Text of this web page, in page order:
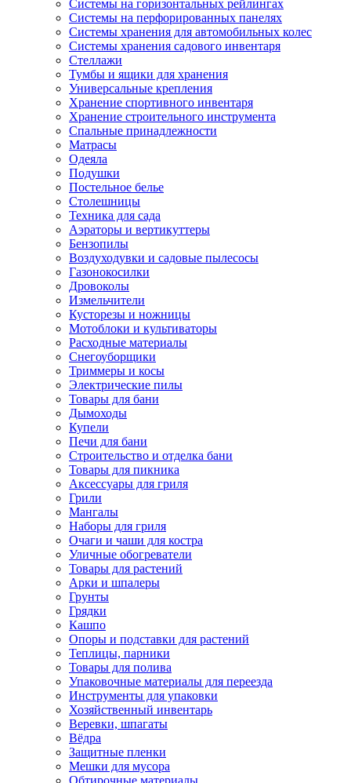
Системы на горизонтальных рейлингах
Системы на перфорированных панелях
Системы хранения для автомобильных колес
Системы хранения садового инвентаря
Стеллажи
Тумбы и ящики для хранения
Универсальные крепления
Хранение спортивного инвентаря
Хранение строительного инструмента
Спальные принадлежности
Матрасы
Одеяла
Подушки
Постельное белье
Столешницы
Техника для сада
Аэраторы и вертикуттеры
Бензопилы
Воздуходувки и садовые пылесосы
Газонокосилки
Дровоколы
Измельчители
Кусторезы и ножницы
Мотоблоки и культиваторы
Расходные материалы
Снегоуборщики
Триммеры и косы
Электрические пилы
Товары для бани
Дымоходы
Купели
Печи для бани
Строительство и отделка бани
Товары для пикника
Аксессуары для гриля
Грили
Мангалы
Наборы для гриля
Очаги и чаши для костра
Уличные обогреватели
Товары для растений
Арки и шпалеры
Грунты
Грядки
Кашпо
Опоры и подставки для растений
Теплицы, парники
Товары для полива
Упаковочные материалы для переезда
Инструменты для упаковки
Хозяйственный инвентарь
Веревки, шпагаты
Вёдра
Защитные пленки
Мешки для мусора
Обтирочные материалы